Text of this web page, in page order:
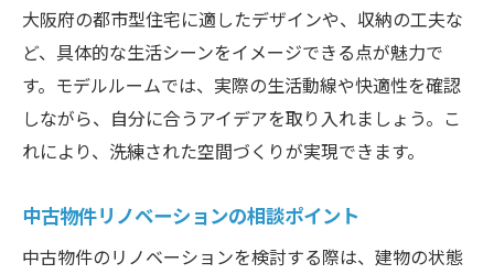
大阪府の都市型住宅に適したデザインや、収納の工夫な
ど、具体的な生活シーンをイメージできる点が魅力で
す。モデルルームでは、実際の生活動線や快適性を確認
しながら、自分に合うアイデアを取り入れましょう。こ
れにより、洗練された空間づくりが実現できます。
中古物件リノベーションの相談ポイント
中古物件のリノベーションを検討する際は、建物の状態